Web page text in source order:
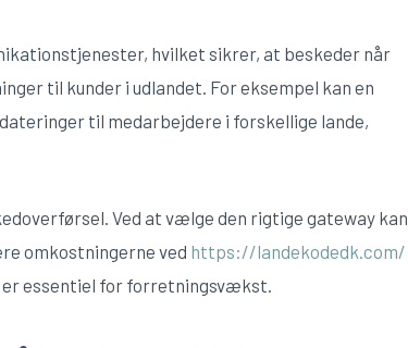
hvilket sikrer, at beskeder når
til kunder i udlandet. For eksempel kan en
til medarbejdere i forskellige lande,
Ved at vælge den rigtige gateway kan
omkostningerne ved https://landekodedk.com/
essentiel for forretningsvækst.